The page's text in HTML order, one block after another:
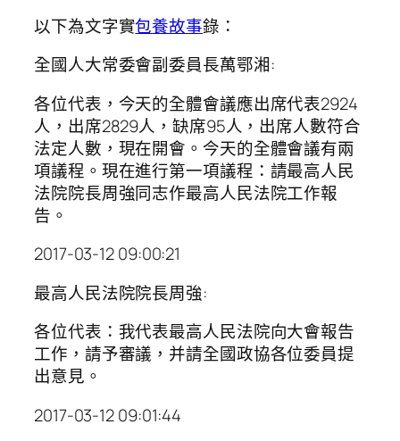
以下為文字實包養故事錄：
全國人大常委會副委員長萬鄂湘:
各位代表，今天的全體會議應出席代表2924
人，出席2829人，缺席95人，出席人數符合
法定人數，現在開會。今天的全體會議有兩
項議程。現在進行第一項議程：請最高人民
法院院長周強同志作最高人民法院工作報
告。
2017-03-12 09:00:21
最高人民法院院長周強:
各位代表：我代表最高人民法院向大會報告
工作，請予審議，并請全國政協各位委員提
出意見。
2017-03-12 09:01:44